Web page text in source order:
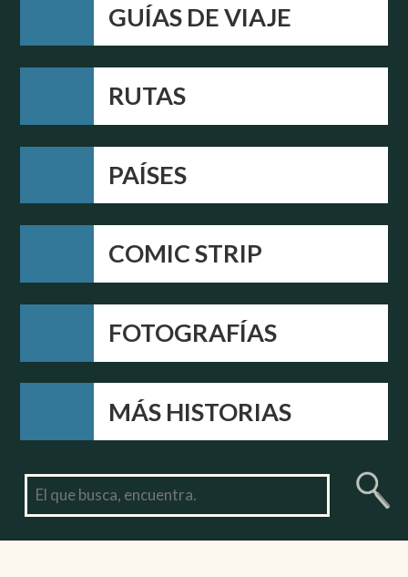
GUÍAS DE VIAJE
RUTAS
PAÍSES
COMIC STRIP
FOTOGRAFÍAS
MÁS HISTORIAS